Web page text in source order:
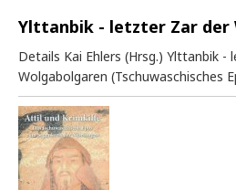
Ylttanbik - letzter Zar der
Details Kai Ehlers (Hrsg.) Ylttanbik -
Wolgabolgaren (Tschuwaschisches